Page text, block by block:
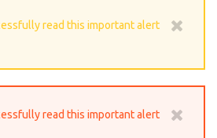
read this important alert
read this important alert